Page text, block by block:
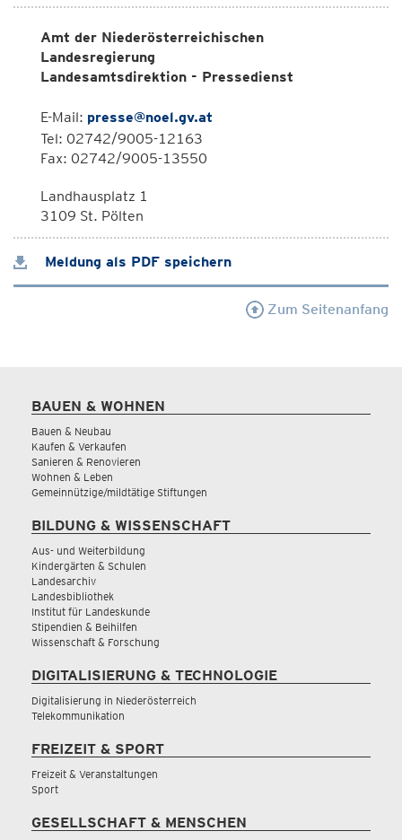
Amt der Niederösterreichischen
Landesregierung
Landesamtsdirektion - Pressedienst
E-Mail: presse@noel.gv.at
Tel: 02742/9005-12163
Fax: 02742/9005-13550
Landhausplatz 1
3109 St. Pölten
Meldung als PDF speichern
Zum Seitenanfang
BAUEN & WOHNEN
Bauen & Neubau
Kaufen & Verkaufen
Sanieren & Renovieren
Wohnen & Leben
Gemeinnützige/mildtätige Stiftungen
BILDUNG & WISSENSCHAFT
Aus- und Weiterbildung
Kindergärten & Schulen
Landesarchiv
Landesbibliothek
Institut für Landeskunde
Stipendien & Beihilfen
Wissenschaft & Forschung
DIGITALISIERUNG & TECHNOLOGIE
Digitalisierung in Niederösterreich
Telekommunikation
FREIZEIT & SPORT
Freizeit & Veranstaltungen
Sport
GESELLSCHAFT & MENSCHEN